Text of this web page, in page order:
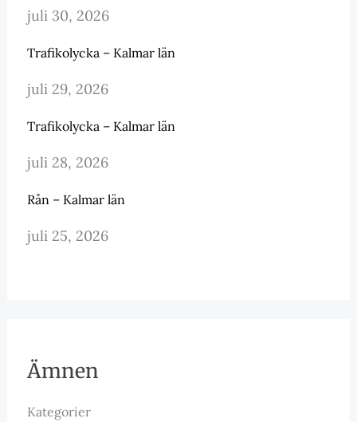
juli 30, 2026
Trafikolycka – Kalmar län
juli 29, 2026
Trafikolycka – Kalmar län
juli 28, 2026
Rån – Kalmar län
juli 25, 2026
Ämnen
Kategorier